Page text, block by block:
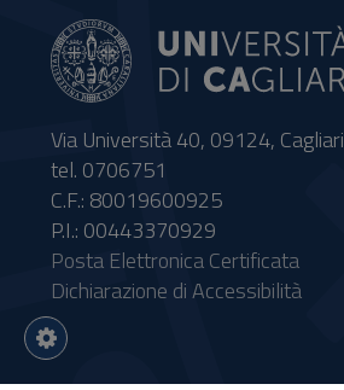
Via Università 40, 09124, Cagliari
tel. 0706751
C.F.: 80019600925
P.I.: 00443370929
Posta Elettronica Certificata
Dichiarazione di Accessibilità
Impostazioni
cookie